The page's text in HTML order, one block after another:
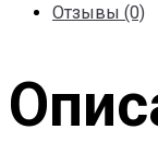
Отзывы (0)